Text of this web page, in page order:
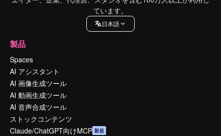
ています。
日本語
製品
Spaces
AI アシスタント
AI 画像生成ツール
AI 動画生成ツール
AI 音声合成ツール
ストックコンテンツ
Claude/ChatGPT向けMCP 新規